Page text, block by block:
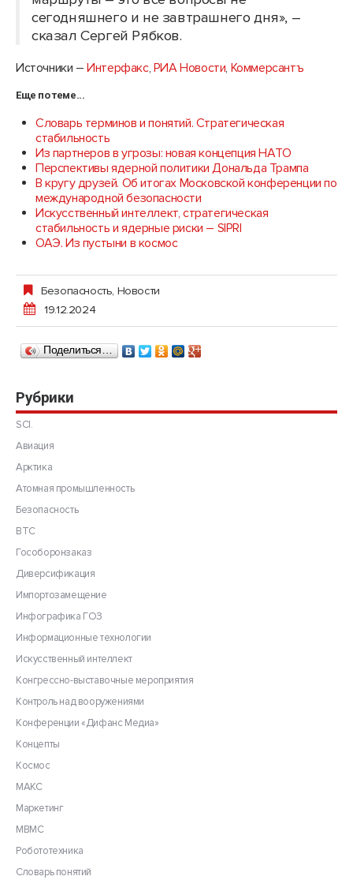
сегодняшнего и не завтрашнего дня», –
сказал Сергей Рябков.
Источники –Интерфакс, РИА Новости, Коммерсантъ
Еще по теме...
Словарь терминов и понятий. Стратегическая
стабильность
Из партнеров в угрозы: новая концепция НАТО
Перспективы ядерной политики Дональда Трампа
В кругу друзей. Об итогах Московской конференции по
международной безопасности
Искусственный интеллект, стратегическая
стабильность и ядерные риски – SIPRI
ОАЭ. Из пустыни в космос
Безопасность, Новости
19.12.2024
Поделиться…
Рубрики
SCI.
Авиация
Арктика
Атомная промышленность
Безопасность
ВТС
Гособоронзаказ
Диверсификация
Импортозамещение
Инфографика ГОЗ
Информационные технологии
Искусственный интеллект
Конгрессно-выставочные мероприятия
Контроль над вооружениями
Конференции «Дифанс Медиа»
Концепты
Космос
МАКС
Маркетинг
МВМС
Робототехника
Словарь понятий